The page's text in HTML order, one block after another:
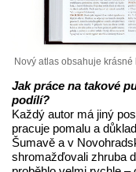
Nový atlas obsahuje
Jak práce na takové
podílí?
Každý autor má jiný
pracuje pomalu a
Šumavě a v
shromažďovali zhruba